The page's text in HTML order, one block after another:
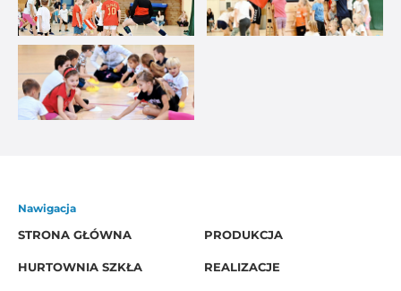
Nawigacja
STRONA GŁÓWNA
PRODUKCJA
HURTOWNIA SZKŁA REALIZACJE